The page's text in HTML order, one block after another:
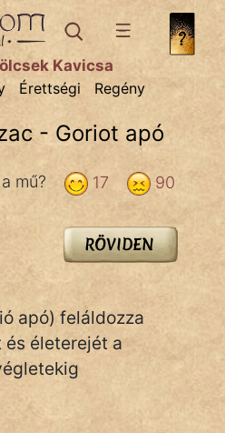
Kavicsa
Érettségi Regény
- Goriot apó
90
17
mű?
RÖVIDEN
apó) feláldozza
életerejét a